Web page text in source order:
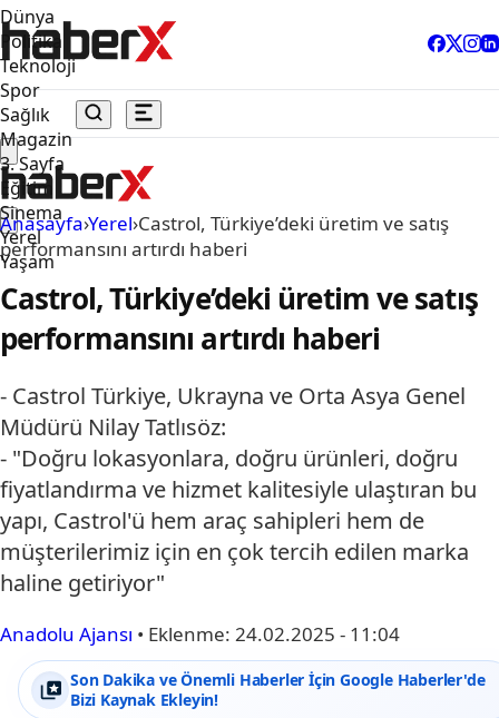
Dünya
Politika
Teknoloji
Spor
Sağlık
Magazin
3. Sayfa
Eğitim
Sinema
Yerel
Yaşam
Anasayfa›Yerel›Castrol, Türkiye’deki üretim ve satış
performansını artırdı haberi
Castrol, Türkiye’deki üretim ve satış
performansını artırdı haberi
- Castrol Türkiye, Ukrayna ve Orta Asya Genel
Müdürü Nilay Tatlısöz:
- "Doğru lokasyonlara, doğru ürünleri, doğru
fiyatlandırma ve hizmet kalitesiyle ulaştıran bu
yapı, Castrol'ü hem araç sahipleri hem de
müşterilerimiz için en çok tercih edilen marka
haline getiriyor"
Anadolu Ajansı • Eklenme: 24.02.2025 - 11:04
Son Dakika ve Önemli Haberler İçin Google Haberler'de
Bizi Kaynak Ekleyin!